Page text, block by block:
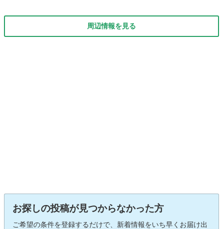
周辺情報を見る
お探しの投稿が見つからなかった方
ご希望の条件を登録するだけで、新着情報をいち早くお届け出